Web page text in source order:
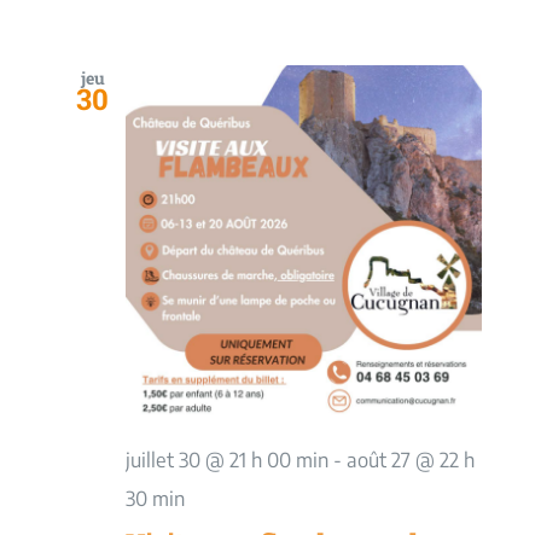
jeu
30
juillet 30 @ 21 h 00 min- août 27 @ 22 h
30 min